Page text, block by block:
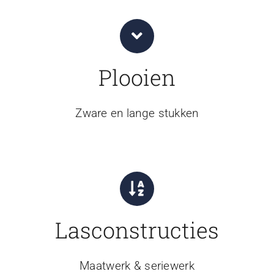
Plooien
Zware en lange stukken
Lasconstructies
Maatwerk & seriewerk